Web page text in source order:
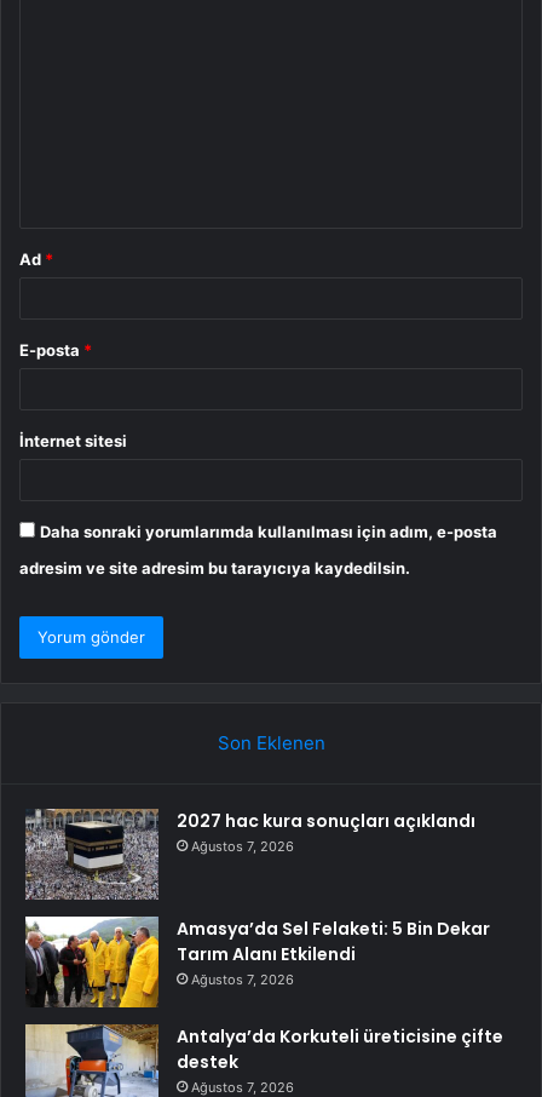
Ad *
E-posta *
İnternet sitesi
Daha sonraki yorumlarımda kullanılması için adım, e-posta
adresim ve site adresim bu tarayıcıya kaydedilsin.
Son Eklenen
2027 hac kura sonuçları açıklandı
Ağustos 7, 2026
Amasya’da Sel Felaketi: 5 Bin Dekar
Tarım Alanı Etkilendi
Ağustos 7, 2026
Antalya’da Korkuteli üreticisine çifte
destek
Ağustos 7, 2026